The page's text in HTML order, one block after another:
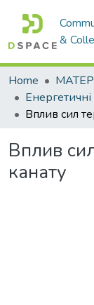
&
Home
Вплив
канату